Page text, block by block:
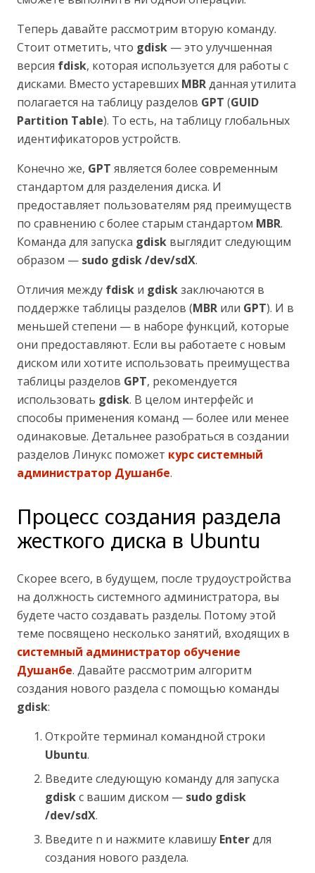
Теперь давайте рассмотрим вторую команду.
Стоит отметить, что gdisk — это улучшенная
версия fdisk, которая используется для работы с
дисками. Вместо устаревших MBRданная утилита
полагается на таблицу разделов GPT (GUID
Partition Table). То есть, на таблицу глобальных
идентификаторов устройств.
Конечно же, GPT является более современным
стандартом для разделения диска. И
предоставляет пользователям ряд преимуществ
по сравнению с более старым стандартом MBR.
Команда для запуска gdisk выглядит следующим
образом — sudo gdisk /dev/sdX.
Отличия между fdisk и gdiskзаключаются в
поддержке таблицы разделов (MBR или GPT). И в
меньшей степени — в наборе функций, которые
они предоставляют. Если вы работаете с новым
диском или хотите использовать преимущества
таблицы разделов GPT, рекомендуется
использовать gdisk. В целом интерфейс и
способы применения команд — более или менее
одинаковые. Детальнее разобраться в создании
разделов Линукс поможет курс системный
администратор Душанбе.
Процесс создания раздела
жесткого диска в Ubuntu
Скорее всего, в будущем, после трудоустройства
на должность системного администратора, вы
будете часто создавать разделы. Потому этой
теме посвящено несколько занятий, входящих в
системный администратор обучение
Душанбе. Давайте рассмотрим алгоритм
создания нового раздела с помощью команды
gdisk:
Откройте терминал командной строки
Ubuntu.
Введите следующую команду для запуска
gdiskс вашим диском — sudo gdisk
/dev/sdX.
Введите n и нажмите клавишу Enterдля
создания нового раздела.